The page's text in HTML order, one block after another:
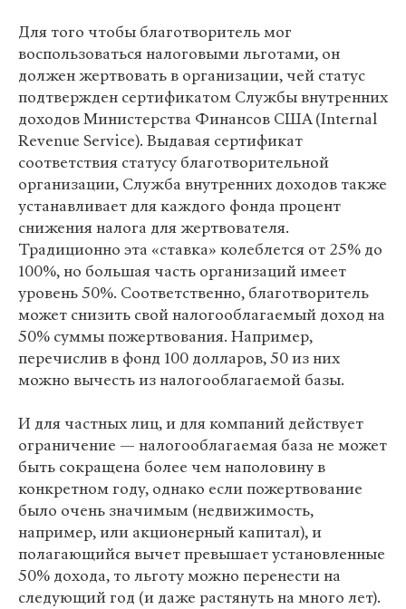
Для того чтобы благотворитель мог
воспользоваться налоговыми льготами, он
должен жертвовать в организации, чей статус
подтвержден сертификатом Службы внутренних
доходов Министерства Финансов США (Internal
Revenue Service). Выдавая сертификат
соответствия статусу благотворительной
организации, Служба внутренних доходов также
устанавливает для каждого фонда процент
снижения налога для жертвователя.
Традиционно эта «ставка» колеблется от 25% до
100%, но большая часть организаций имеет
уровень 50%. Соответственно, благотворитель
может снизить свой налогооблагаемый доход на
50% суммы пожертвования. Например,
перечислив в фонд 100 долларов, 50 из них
можно вычесть из налогооблагаемой базы.
И для частных лиц, и для компаний действует
ограничение — налогооблагаемая база не может
быть сокращена более чем наполовину в
конкретном году, однако если пожертвование
было очень значимым (недвижимость,
например, или акционерный капитал), и
полагающийся вычет превышает установленные
50% дохода, то льготу можно перенести на
следующий год (и даже растянуть на много лет).